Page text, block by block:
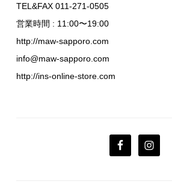
TEL&FAX 011-271-0505
営業時間 : 11:00〜19:00
http://maw-sapporo.com
info@maw-sapporo.com
http://ins-online-store.com